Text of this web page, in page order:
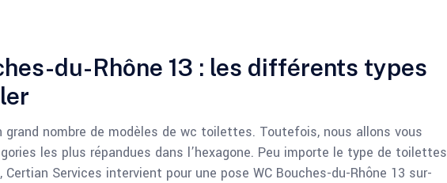
du-Rhône 13 : les différents types
grand nombre de modèles de wc toilettes. Toutefois, nous allons vous
les plus répandues dans l’hexagone. Peu importe le type de toilettes
Certian Services intervient pour une pose WC Bouches-du-Rhône 13 sur-